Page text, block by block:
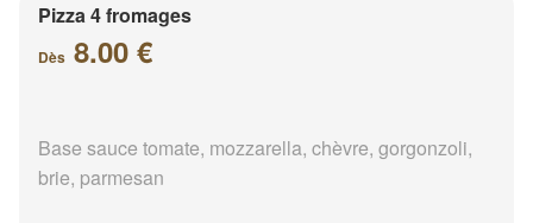
Pizza 4 fromages
Dès 8.00 €
Base sauce tomate, mozzarella, chèvre, gorgonzoli,
brie, parmesan